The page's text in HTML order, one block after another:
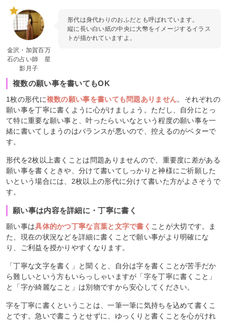
金沢・加賀百万
石の占い師 星
影月子
形代は身代わりのおふだとも呼ばれています。
縦に長い白い紙の中央に大幣をイメージするイラス
トが描かれていますよ。
複数の願い事を書いてもOK
1枚の形代に複数の願い事を書いても問題ありません。それぞれの
願い事を丁寧に書くように心がけましょう。ただし、自分にとっ
て特に重要な願い事と、叶ったらいいなという程度の願い事を一
緒に書いてしまうのはバランスが悪いので、控えるのがベターで
す。
形代を2枚以上書くことは問題ありませんので、重要度に差がある
願い事を書くときや、分けて書いてしっかりと神様にご祈願した
いという場合には、2枚以上の形代に分けて書いた方がよさそうで
す。
願い事は内容を詳細に・丁寧に書く
願い事は具体的かつ丁寧な言葉と文字で書く ことが大切です。ま
た、現在の状況などを詳細に書くことで願い事がより明確にな
り、ご利益を授かりやすくなります。
「丁寧な文字を書く」と聞くと、自分は字を書くことが苦手だか
ら難しいという方もいらっしゃいますが「字を丁寧に書くこと」
と「字が綺麗なこと」は別物ですから安心してください。
字を丁寧に書くということは、一筆一筆に気持ちを込めて書くこ
とです。急いで書こうとせずに、ゆっくりと書くことを心がけれ